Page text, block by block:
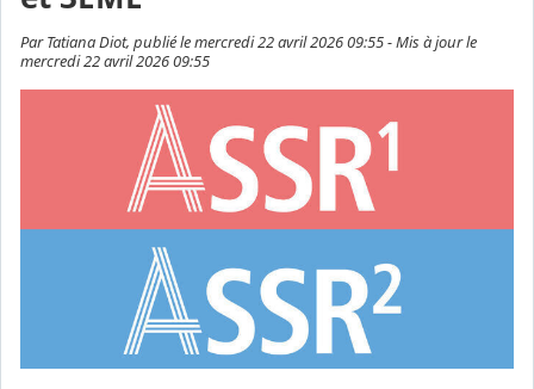
Par Tatiana Diot, publié le mercredi 22 avril 2026 09:55 - Mis à jour le
mercredi 22 avril 2026 09:55